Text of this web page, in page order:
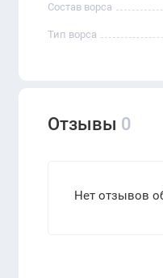
Состав ворса
Тип ворса
Отзывы 0
Нет отзывов